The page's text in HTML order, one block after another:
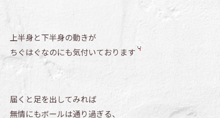
上半身と下半身の動きが
ちぐはぐなのにも気付いております
届くと足を出してみれば
無情にもボールは通り過ぎる、